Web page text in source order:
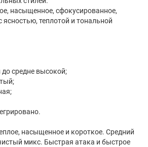
насыщенное, сфокусированное,
ясностью, теплотой и тональной
до средне высокой;
насыщенное и короткое. Средний
микс. Быстрая атака и быстрое